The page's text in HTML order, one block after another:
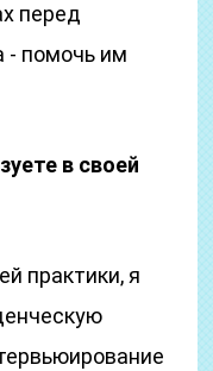
перед
- помочь им
в своей
практики, я